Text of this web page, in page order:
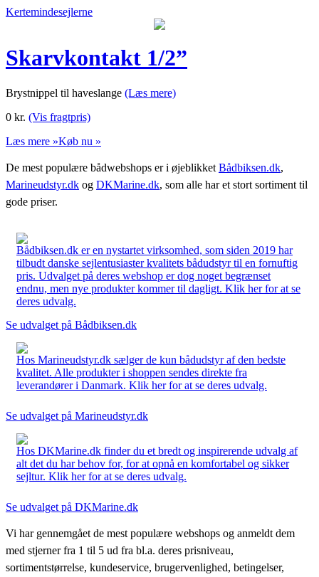
Kertemindesejlerne
Skarvkontakt 1/2”
Brystnippel til haveslange (Læs mere)
0 kr. (Vis fragtpris)
Læs mere »Køb nu »
De mest populære bådwebshops er i øjeblikket Bådbiksen.dk,
Marineudstyr.dk og DKMarine.dk, som alle har et stort sortiment til
gode priser.
Bådbiksen.dk er en nystartet virksomhed, som siden 2019 har
tilbudt danske sejlentusiaster kvalitets bådudstyr til en fornuftig
pris. Udvalget på deres webshop er dog noget begrænset
endnu, men nye produkter kommer til dagligt. Klik her for at se
deres udvalg.
Se udvalget på Bådbiksen.dk
Hos Marineudstyr.dk sælger de kun bådudstyr af den bedste
kvalitet. Alle produkter i shoppen sendes direkte fra
leverandører i Danmark. Klik her for at se deres udvalg.
Se udvalget på Marineudstyr.dk
Hos DKMarine.dk finder du et bredt og inspirerende udvalg af
alt det du har behov for, for at opnå en komfortabel og sikker
sejltur. Klik her for at se deres udvalg.
Se udvalget på DKMarine.dk
Vi har gennemgået de mest populære webshops og anmeldt dem
med stjerner fra 1 til 5 ud fra bl.a. deres prisniveau,
sortimentstørrelse, kundeservice, brugervenlighed, betingelser,